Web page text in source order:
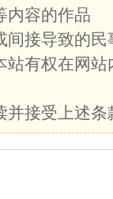
内容的作品
间接导致的
有权在网
并接受上述条